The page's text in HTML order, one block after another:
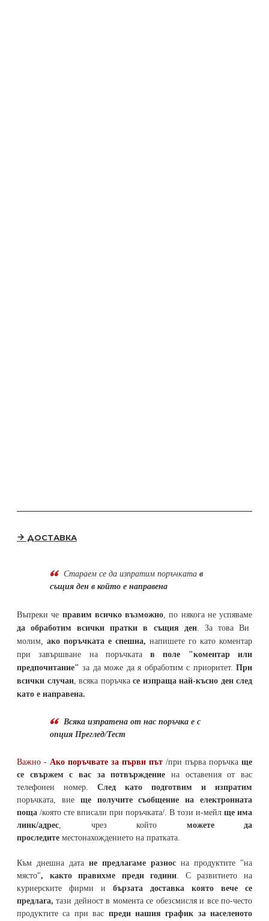
ДОСТАВКА
Стараем се да изпратим поръчката в
същия ден в който е направена
Въпреки че правим всичко възможно, по някога не успяваме
да обработим всички пратки в същия ден. За това Ви
молим, ако поръчката е спешна, напишете го като коментар
при завършване на поръчкатав поле "коментар или
предпочитание" за да може да я обработим с приоритет. При
всички случаи, всяка поръчка се изпраща най-късно ден след
като е направена.
Всяка изпратена от нас поръчка е с
опция Преглед/Тест
Важно - Ако поръчвате за първи път /при първа поръчка ще
се свържем с вас за потвърждение на оставения от вас
телефонен номер. След като подготвим и изпратим
поръчката, вие ще получите съобщение на електронната
поща /която сте вписали при поръчката/. В този и-мейл ще има
линк/адрес, чрез който можете да
проследите местонахождението на пратката.
Към днешна дата не предлагаме разнос на продуктите "на
място", както правихме преди години. С развитието на
куриерските фирми и бързата доставка която вече се
предлага, тази дейност в момента се обезсмисля и все по-често
продуктите са при вас преди нашия график за населеното